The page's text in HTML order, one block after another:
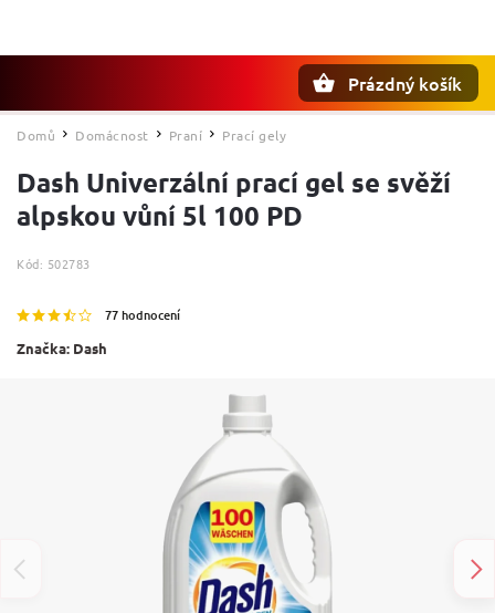
Prázdný košík
Domů / Domácnost / Praní / Prací gely
Dash Univerzální prací gel se svěží
alpskou vůní 5l 100 PD
Kód: 502783
77 hodnocení
Značka: Dash